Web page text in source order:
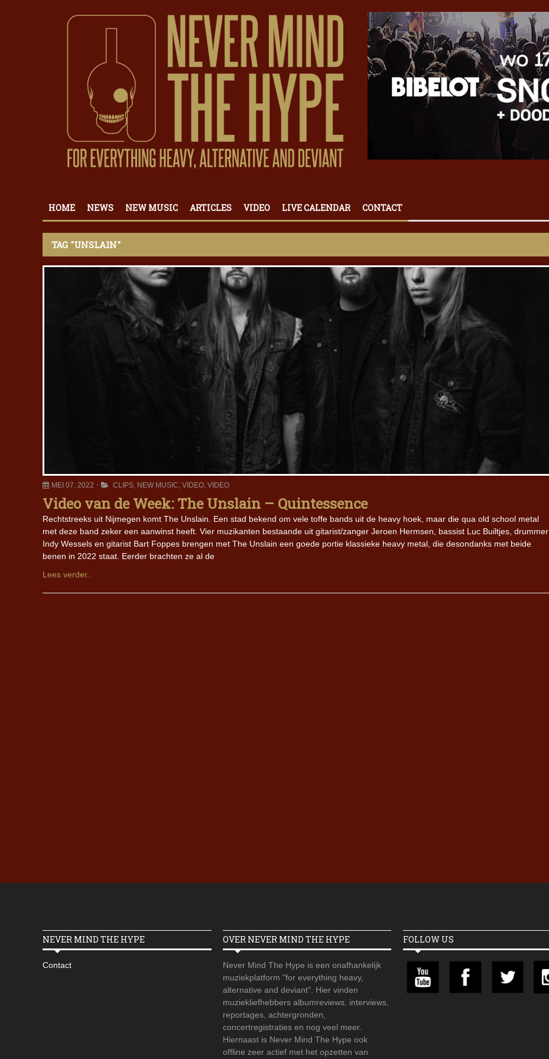
HOME NEWS NEW MUSIC ARTICLES VIDEO LIVE CALENDAR CONTACT
TAG "UNSLAIN"
MEI 07, 2022 CLIPS, NEW MUSIC, VIDEO, VIDEO
Video van de Week: The Unslain – Quintessence
Rechtstreeks uit Nijmegen komt The Unslain. Een stad bekend om vele toffe bands uit de heavy hoek, maar die qua old school metal
met deze band zeker een aanwinst heeft. Vier muzikanten bestaande uit gitarist/zanger Jeroen Hermsen, bassist Luc Builtjes, drummer
Indy Wessels en gitarist Bart Foppes brengen met The Unslain een goede portie klassieke heavy metal, die desondanks met beide
benen in 2022 staat. Eerder brachten ze al de
Lees verder..
NEVER MIND THE HYPE
Contact
OVER NEVER MIND THE HYPE
Never Mind The Hype is een onafhankelijk
muziekplatform "for everything heavy,
alternative and deviant". Hier vinden
muziekliefhebbers albumreviews, interviews,
reportages, achtergronden,
concertregistraties en nog veel meer.
Hiernaast is Never Mind The Hype ook
offline zeer actief met het opzetten van
FOLLOW US